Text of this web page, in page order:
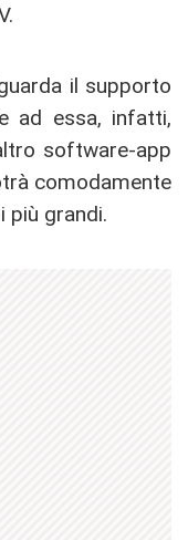
il supporto
ad essa, infatti,
software-app
comodamente
più grandi.